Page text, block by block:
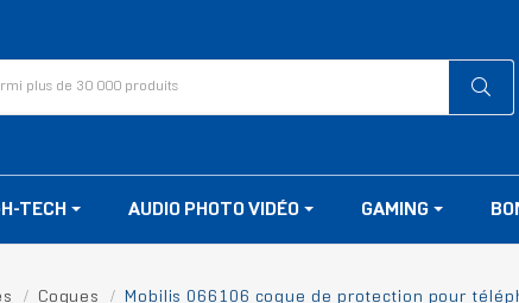
TECH AUDIO PHOTO VIDÉO GAMING
Coques Mobilis 066106 coque de protection pour